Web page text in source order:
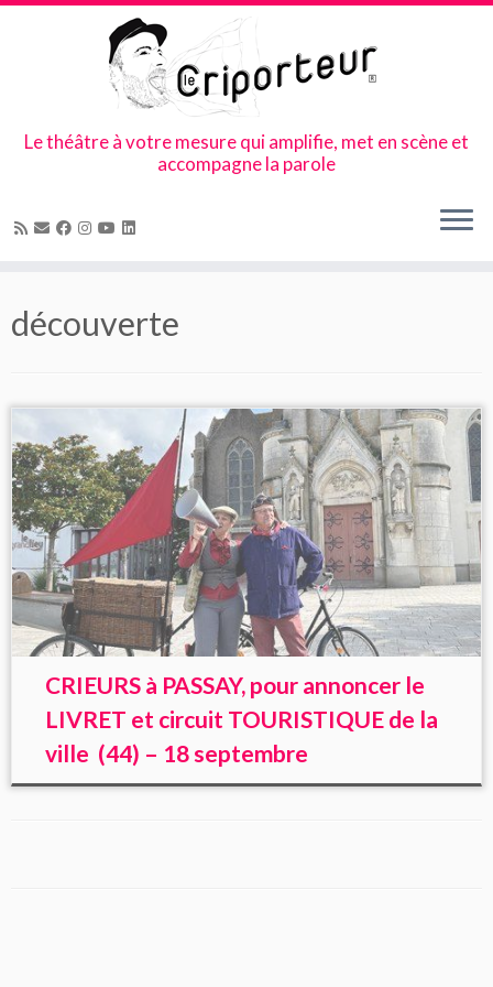
content
Le théâtre à votre mesure qui amplifie, met en scène et
accompagne la parole
découverte
CRIEURS à PASSAY, pour annoncer le
LIVRET et circuit TOURISTIQUE de la
ville (44) – 18 septembre